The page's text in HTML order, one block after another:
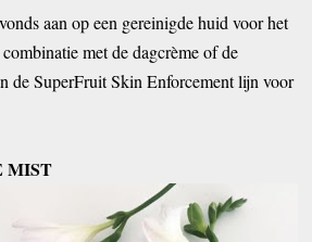
aan op een gereinigde huid voor het
met de dagcrème of de
de SuperFruit Skin Enforcement lijn voor
MIST